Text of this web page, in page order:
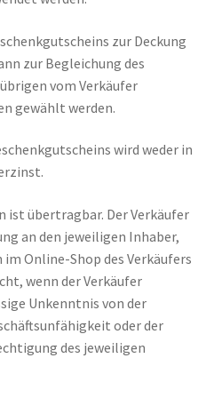
zur Deckung
zur Begleichung des
vom Verkäufer
gewählt werden.
wird weder in
ist übertragbar. Der Verkäufer
an den jeweiligen Inhaber,
Online-Shop des Verkäufers
wenn der Verkäufer
Unkenntnis von der
oder der
des jeweiligen